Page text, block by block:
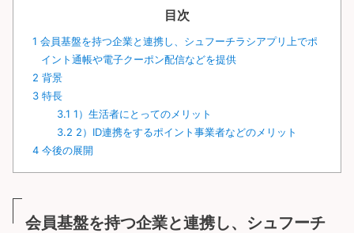
目次
1 会員基盤を持つ企業と連携し、シュフーチラシアプリ上でポ
イント通帳や電子クーポン配信などを提供
2 背景
3 特長
3.1 1）生活者にとってのメリット
3.2 2）ID連携をするポイント事業者などのメリット
4 今後の展開
会員基盤を持つ企業と連携し、シュフーチ